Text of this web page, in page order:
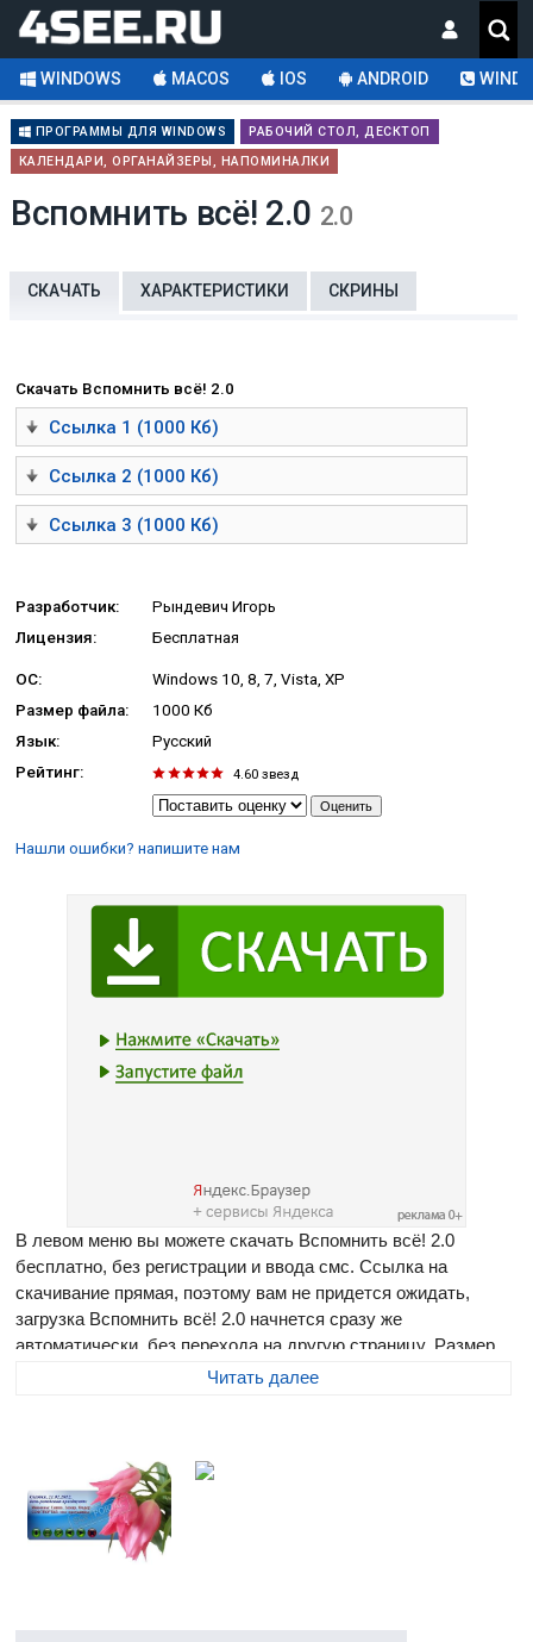
WINDOWS MACOS IOS ANDROID
ПРОГРАММЫ ДЛЯ WINDOWS
РАБОЧИЙ СТОЛ, ДЕСКТОП
КАЛЕНДАРИ, ОРГАНАЙЗЕРЫ, НАПОМИНАЛКИ
Вспомнить всё! 2.0 2.0
СКАЧАТЬ ХАРАКТЕРИСТИКИ СКРИНЫ
Скачать Вспомнить всё! 2.0
Ссылка 1 (1000 Кб)
Ссылка 2 (1000 Кб)
Ссылка 3 (1000 Кб)
Разработчик:
Рындевич Игорь
Лицензия:
Бесплатная
ОС:
Windows 10, 8, 7, Vista, XP
Размер файла:
1000 Кб
Язык:
Русский
Рейтинг:
4.60 звезд
Нашли ошибки? напишите нам
В левом меню вы можете скачать Вспомнить всё! 2.0
бесплатно, без регистрации и ввода смс. Ссылка на
скачивание прямая, поэтому вам не придется ожидать,
загрузка Вспомнить всё! 2.0 начнется сразу же
автоматически, без перехода на другую страницу. Размер
программы составляет 1000 Кб
возможность просматривать события не только в текущий
день, но и в другие дни. Имеет приятный внешний вид.
Возможности программы:
Читать далее